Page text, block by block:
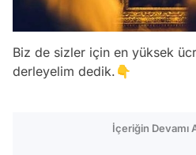
Biz de sizler için en yüksek
derleyelim dedik.👇
İçeriğin Devamı